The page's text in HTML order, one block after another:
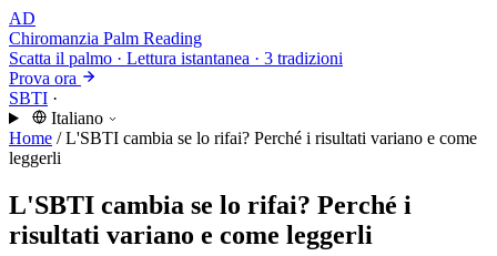
AD
Chiromanzia Palm Reading
Scatta il palmo · Lettura istantanea · 3 tradizioni
Prova ora
SBTI ·
Italiano
Home / L'SBTI cambia se lo rifai? Perché i risultati variano e come
leggerli
L'SBTI cambia se lo rifai? Perché i
risultati variano e come leggerli